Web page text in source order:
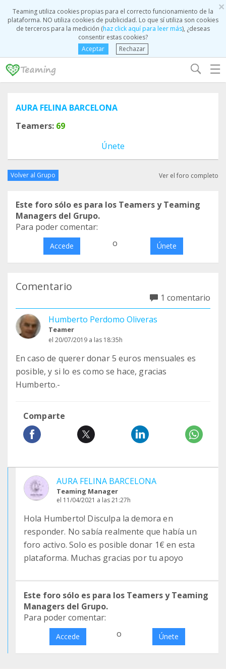
×
Teaming utiliza cookies propias para el correcto funcionamiento de la
plataforma. NO utiliza cookies de publicidad. Lo que sí utiliza son cookies
de terceros para la medición (haz click aquí para leer más), ¿deseas
consentir estas cookies?
Aceptar
Rechazar
☰
AURA FELINA BARCELONA
Teamers: 69
Únete
Volver al Grupo Ver el foro completo
Este foro sólo es para los Teamers y Teaming
Managers del Grupo.
Para poder comentar:
Accede o Únete
Comentario
1 comentario
Humberto Perdomo Oliveras
Teamer
el 20/07/2019 a las 18:35h
En caso de querer donar 5 euros mensuales es
posible, y si lo es como se hace, gracias
Humberto.-
Comparte
AURA FELINA BARCELONA
Teaming Manager
el 11/04/2021 a las 21:27h
Hola Humberto! Disculpa la demora en
responder. No sabía realmente que había un
foro activo. Solo es posible donar 1€ en esta
plataforma. Muchas gracias por tu apoyo
Este foro sólo es para los Teamers y Teaming
Managers del Grupo.
Para poder comentar:
Accede o Únete